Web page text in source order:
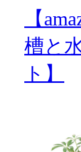
【
槽と
ト】